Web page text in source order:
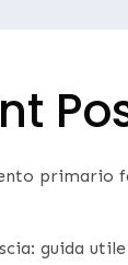
primario
guida